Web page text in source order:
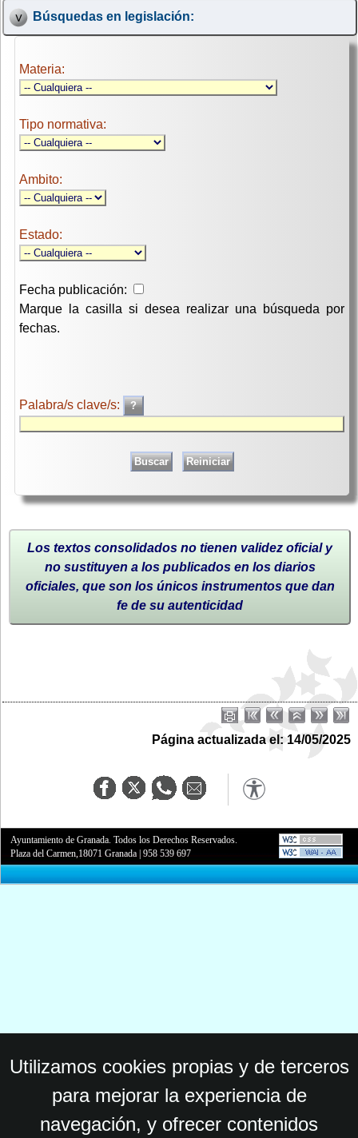
Búsquedas en legislación:
Materia:
Tipo normativa:
Ambito:
Estado:
Fecha publicación:
Marque la casilla si desea realizar una búsqueda por
fechas.
Palabra/s clave/s:
Los textos consolidados no tienen validez oficial y
no sustituyen a los publicados en los diarios
oficiales, que son los únicos instrumentos que dan
fe de su autenticidad
Página actualizada el: 14/05/2025
Ayuntamiento de Granada. Todos los Derechos Reservados.
Plaza del Carmen,18071 Granada |958 539 697
Utilizamos cookies propias y de terceros
para mejorar la experiencia de
navegación, y ofrecer contenidos